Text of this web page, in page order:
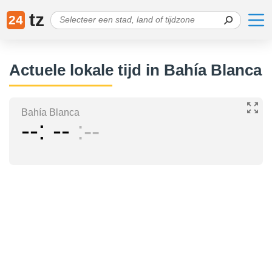
24 tz
Actuele lokale tijd in Bahía Blanca
Bahía Blanca
-- -- --